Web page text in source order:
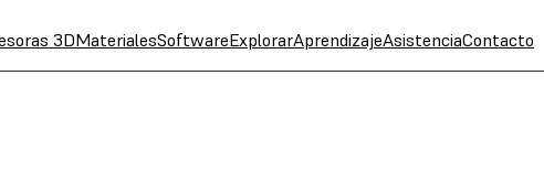
3DMaterialesSoftwareExplorarAprendizajeAsistenciaContacto